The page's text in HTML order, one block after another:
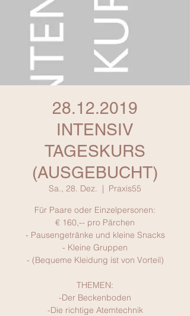
28.12.2019
INTENSIV
TAGESKURS
(AUSGEBUCHT)
Sa., 28. Dez.
  |
Praxis55
Für Paare oder Einzelpersonen:
€ 160,-- pro Pärchen
- Pausengetränke und kleine Snacks
- Kleine Gruppen
- (Bequeme Kleidung ist von Vorteil)
THEMEN:
-Der Beckenboden
-Die richtige Atemtechnik